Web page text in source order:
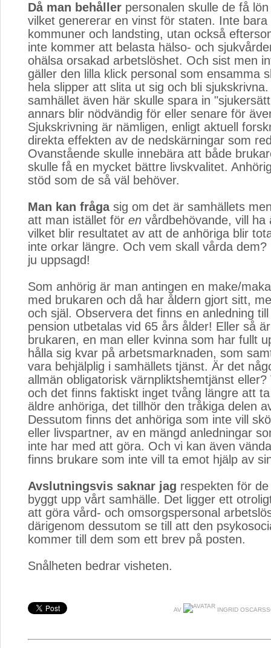
Då man behåller personalen skulle de få
vilket genererar en vinst för staten. Inte
kommuner och landsting, utan också
inte kommer att belasta hälso- och
ohälsa orsakad arbetslöshet. Och sist men
gäller den lilla klick personal som ensamma
hela slipper att slita ut sig och bli
samhället även här skulle spara in
annars blir nödvändig för eller senare för
Sjukskrivning är nämligen, enligt aktuell
direkta effekten av de nedskärningar som
Ovanstående skulle innebära att både
skulle få en mycket bättre livskvalitet.
stöd som de så väl behöver.
Man kan frågasig om det är samhällets
att man istället för en vårdbehövande, vill ha
vilket blir resultatet av att de anhöriga blir
inte orkar längre. Och vem skall vårda dem?
ju uppsagd!
Som anhörig är man antingen en make/
med brukaren och då har åldern gjort sitt,
och själ. Observera det finns en anledning
pension utbetalas vid 65 års ålder! Eller så
brukaren, en man eller kvinna som har fullt
hålla sig kvar på arbetsmarknaden, som
vara behjälplig i samhällets tjänst. Är det
allmän obligatorisk värnpliktshemtjänst eller?
och det finns faktiskt inget tvång längre att
äldre anhöriga, det tillhör den tråkiga delen
Dessutom finns det anhöriga som inte vill
eller livspartner, av en mängd anledningar
inte har med att göra. Och vi kan även
finns brukare som inte vill ta emot hjälp av
Avslutningsvis saknar jag respekten för
byggt upp vårt samhälle. Det ligger ett
att göra vård- och omsorgspersonal
därigenom dessutom se till att den
kommer till dem som ett brev på posten.
Snålheten bedrar visheten.
AV INGRID